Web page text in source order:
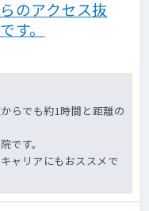
のアクセス抜
す。
らでも約1時間と距離の
です。
ャリアにもおススメで